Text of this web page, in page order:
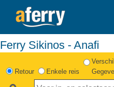
Ferry Sikinos - Anafi
Retour Enkele reis